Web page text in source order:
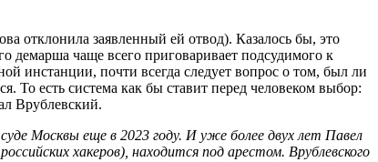
отклонила заявленный ей отвод). Казалось бы, это
демарша чаще всего приговаривает подсудимого к
инстанции, почти всегда следует вопрос о том, был ли
То есть система как бы ставит перед человеком выбор:
Врублевский.
Москвы еще в 2023 году. И уже более двух лет Павел
хакеров), находится под арестом. Врублевского